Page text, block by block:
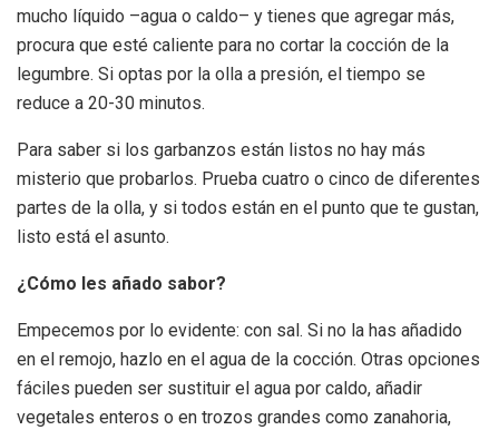
mucho líquido –agua o caldo– y tienes que agregar más,
procura que esté caliente para no cortar la cocción de la
legumbre. Si optas por la olla a presión, el tiempo se
reduce a 20-30 minutos.
Para saber si los garbanzos están listos no hay más
misterio que probarlos. Prueba cuatro o cinco de diferentes
partes de la olla, y si todos están en el punto que te gustan,
listo está el asunto.
¿Cómo les añado sabor?
Empecemos por lo evidente: con sal. Si no la has añadido
en el remojo, hazlo en el agua de la cocción. Otras opciones
fáciles pueden ser sustituir el agua por caldo, añadir
vegetales enteros o en trozos grandes como zanahoria,